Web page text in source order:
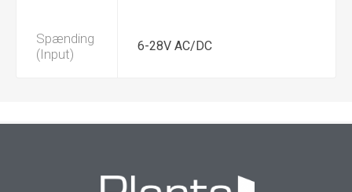
Spænding
(Input)
6-28V AC/DC